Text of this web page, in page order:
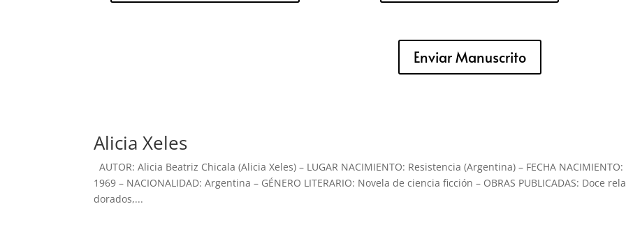
Enviar Manuscrito
Alicia Xeles
AUTOR: Alicia Beatriz Chicala (Alicia Xeles) – LUGAR NACIMIENTO: Resistencia (Argentina) – FECHA NACIMIENTO:
1969 – NACIONALIDAD: Argentina – GÉNERO LITERARIO: Novela de ciencia ficción – OBRAS PUBLICADAS: Doce
dorados,...